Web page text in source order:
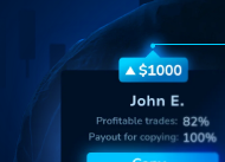
Melayu
한국어
Română